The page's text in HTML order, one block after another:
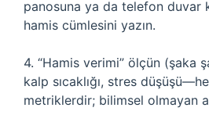
panosuna ya da telefon duvar
hamis cümlesini yazın.
4. “Hamis verimi” ölçün (şaka
kalp sıcaklığı, stres
metriklerdir; bilimsel olmayan